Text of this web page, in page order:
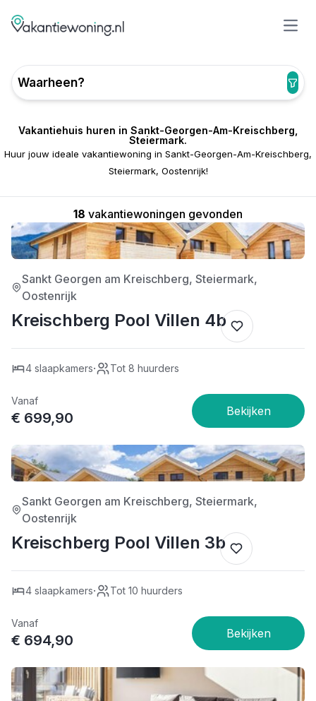
Waarheen?
Vakantiehuis huren in Sankt-Georgen-Am-Kreischberg,
Steiermark.
Huur jouw ideale vakantiewoning in Sankt-Georgen-Am-Kreischberg,
Steiermark, Oostenrijk!
18 vakantiewoningen gevonden
4/5
Sankt Georgen am Kreischberg, Steiermark,
Oostenrijk
Kreischberg Pool Villen 4b
4 slaapkamers· Tot 8 huurders
Vanaf
€ 699,90
4/5
Sankt Georgen am Kreischberg, Steiermark,
Oostenrijk
Kreischberg Pool Villen 3b
4 slaapkamers· Tot 10 huurders
Vanaf
€ 694,90
4/5